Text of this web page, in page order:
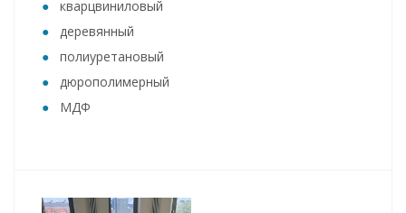
кварцвиниловый
деревянный
полиуретановый
дюрополимерный
МДФ